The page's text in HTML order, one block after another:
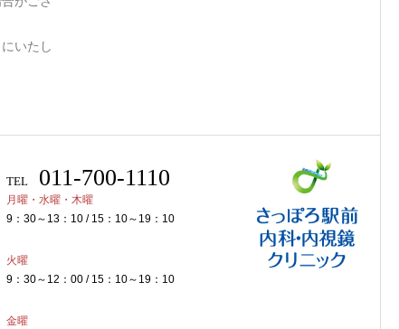
いたし
TEL 011-700-1110
月曜・水曜・木曜
9：30～13：10 / 15：10～19：10
火曜
9：30～12：00 / 15：10～19：10
金曜